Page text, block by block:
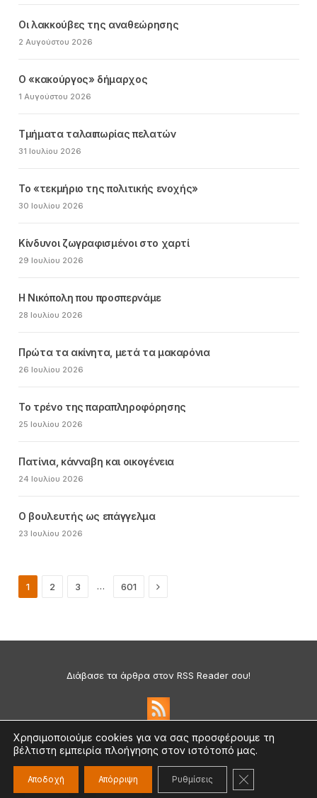
Οι λακκούβες της αναθεώρησης
2 Αυγούστου 2026
Ο «κακούργος» δήμαρχος
1 Αυγούστου 2026
Τμήματα ταλαιπωρίας πελατών
31 Ιουλίου 2026
Το «τεκμήριο της πολιτικής ενοχής»
30 Ιουλίου 2026
Κίνδυνοι ζωγραφισμένοι στο χαρτί
29 Ιουλίου 2026
Η Νικόπολη που προσπερνάμε
28 Ιουλίου 2026
Πρώτα τα ακίνητα, μετά τα μακαρόνια
26 Ιουλίου 2026
Το τρένο της παραπληροφόρησης
25 Ιουλίου 2026
Πατίνια, κάνναβη και οικογένεια
24 Ιουλίου 2026
Ο βουλευτής ως επάγγελμα
23 Ιουλίου 2026
1 2 3 … 601 Next
Διάβασε τα άρθρα στον RSS Reader σου!
Πολιτική Απορρήτου & Cookies
©2026 medium.gr | Designed & Supported bynat.ad
Χρησιμοποιούμε cookies για να σας προσφέρουμε τη
βέλτιστη εμπειρία πλοήγησης στον ιστότοπό μας.
Αποδοχή Απόρριψη Ρυθμίσεις ΚΛΕΊΣΙΜΟ ΤΟΥ